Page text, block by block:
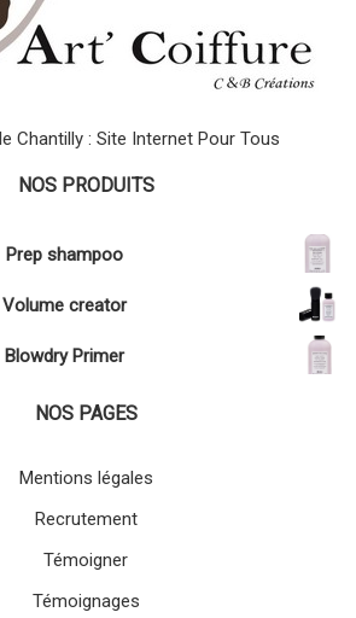
Chantilly : Site Internet Pour Tous
NOS PRODUITS
Prep shampoo
Volume creator
Blowdry Primer
NOS PAGES
Mentions légales
Recrutement
Témoigner
Témoignages